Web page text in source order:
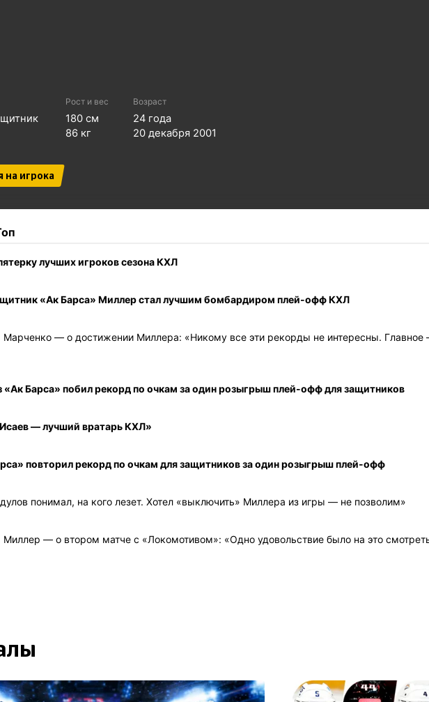
Рост и вес
180 см
86 кг
Возраст
24 года
20 декабря 2001
на игрока
лучших игроков сезона КХЛ
«Ак Барса» Миллер стал лучшим бомбардиром плей-офф КХЛ
Марченко — о достижении Миллера: «Никому все эти рекорды не интересны.
«Ак Барса» побил рекорд по очкам за один розыгрыш плей-офф для защитников
— лучший вратарь КХЛ»
повторил рекорд по очкам для защитников за один розыгрыш плей-офф
понимал, на кого лезет. Хотел «выключить» Миллера из игры — не позволим»
Миллер — о втором матче с «Локомотивом»: «Одно удовольствие было на это